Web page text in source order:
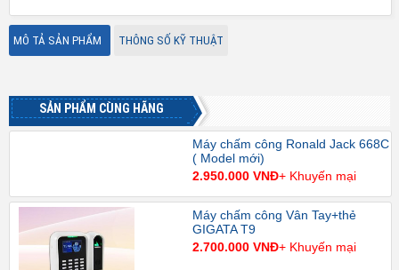
MÔ TẢ SẢN PHẨM THÔNG SỐ KỸ THUẬT
SẢN PHẨM CÙNG HÃNG
Máy chấm công Ronald Jack 668C
( Model mới)
2.950.000 VNĐ+ Khuyến mại
Máy chấm công Vân Tay+thẻ
GIGATA T9
2.700.000 VNĐ+ Khuyến mại